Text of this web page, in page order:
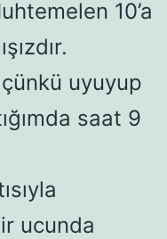
10’a
uyuyup
saat 9
ucunda